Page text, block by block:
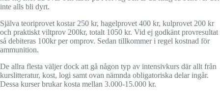
inte alls bli dyrt.
Själva teoriprovet kostar 250 kr, hagelprovet 400 kr, kulprovet 200 kr
och praktiskt viltprov 200kr, totalt 1050 kr. Vid ej godkänt provresultat
så debiteras 100kr per omprov. Sedan tillkommer i regel kostnad för
ammunition.
De allra flesta väljer dock att gå någon typ av intensivkurs där allt från
kurslitteratur, kost, logi samt ovan nämnda obligatoriska delar ingår.
Dessa kurser brukar kosta mellan 3.000-15.000 kr.